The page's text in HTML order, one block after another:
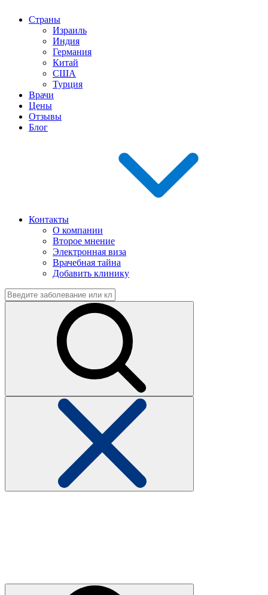
Страны
Израиль
Индия
Германия
Китай
США
Турция
Врачи
Цены
Отзывы
Блог
Контакты
О компании
Второе мнение
Электронная виза
Врачебная тайна
Добавить клинику